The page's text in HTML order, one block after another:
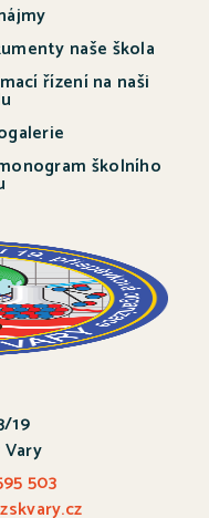
naše škola
řízení na naši
školního
19
503